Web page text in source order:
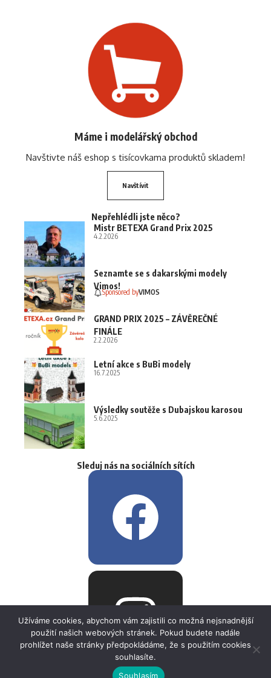
Máme i modelářský obchod
Navštivte náš eshop s tisícovkama produktů skladem!
Navštívit
Nepřehlédli jste něco?
Mistr BETEXA Grand Prix 2025
4.2.2026
Seznamte se s dakarskými modely
Vimos!
Sponsored byVIMOS
GRAND PRIX 2025 – ZÁVĚREČNÉ
FINÁLE
2.2.2026
Letní akce s BuBi modely
16.7.2025
Výsledky soutěže s Dubajskou karosou
5.6.2025
Sleduj nás na sociálních sítích
Užíváme cookies, abychom vám zajistili co možná nejsnadnější
použití našich webových stránek. Pokud budete nadále
prohlížet naše stránky předpokládáme, že s použitím cookies
souhlasíte.
Souhlasím